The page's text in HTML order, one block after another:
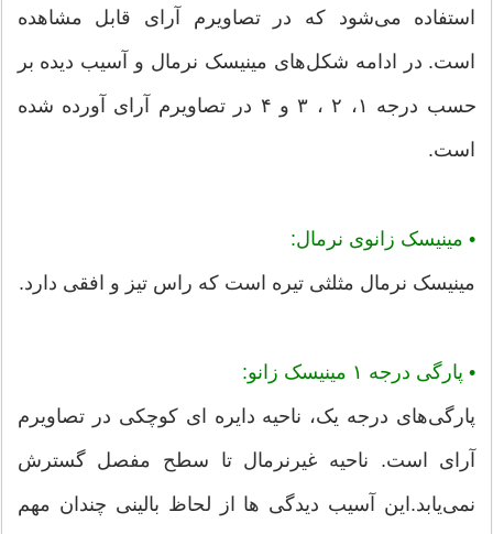
استفاده می‌شود که در تصاویرم آرای قابل مشاهده
است. در ادامه شکل‌های مینیسک نرمال و آسیب دیده بر
حسب درجه ۱، ۲ ، ۳ و ۴ در تصاویرم آرای آورده شده
است.
• مینیسک زانوی نرمال:
مینیسک نرمال مثلثی تیره است که راس تیز و افقی دارد.
• پارگی درجه ۱ مینیسک زانو:
پارگی‌های درجه یک، ناحیه دایره ای کوچکی در تصاویرم
آرای است. ناحیه غیرنرمال تا سطح مفصل گسترش
نمی‌یابد.این آسیب دیدگی ها از لحاظ بالینی چندان مهم